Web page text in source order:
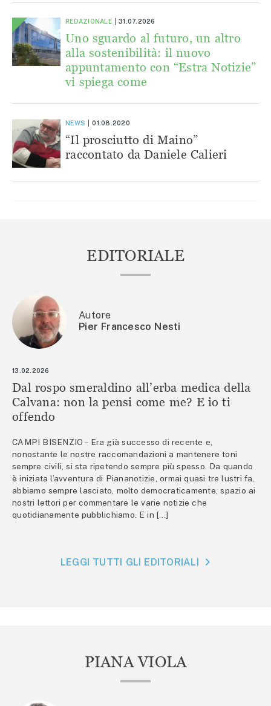
REDAZIONALE 31.07.2026
Uno sguardo al futuro, un altro
alla sostenibilità: il nuovo
appuntamento con “Estra Notizie”
vi spiega come
NEWS 01.08.2020
“Il prosciutto di Maino”
raccontato da Daniele Calieri
EDITORIALE
Autore
Pier Francesco Nesti
13.02.2026
Dal rospo smeraldino all’erba medica della
Calvana: non la pensi come me? E io ti
offendo
CAMPI BISENZIO – Era già successo di recente e,
nonostante le nostre raccomandazioni a mantenere toni
sempre civili, si sta ripetendo sempre più spesso. Da quando
è iniziata l’avventura di Piananotizie, ormai quasi tre lustri fa,
abbiamo sempre lasciato, molto democraticamente, spazio ai
nostri lettori per commentare le varie notizie che
quotidianamente pubblichiamo. E in […]
LEGGI TUTTI GLI EDITORIALI
PIANA VIOLA